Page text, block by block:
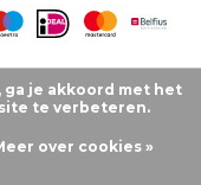
je akkoord met het
te verbeteren.
over cookies »